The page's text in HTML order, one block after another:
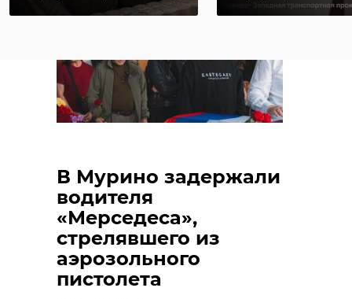
В Мурино задержали
водителя
«Мерседеса»,
стрелявшего из
аэрозольного
пистолета
кабаны семья кабанов